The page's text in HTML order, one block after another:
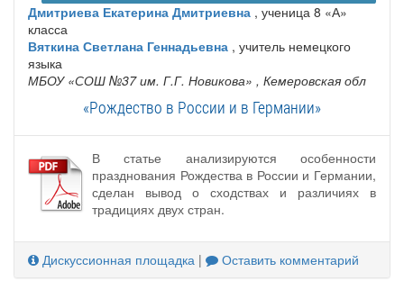
Дмитриева Екатерина Дмитриевна , ученица 8 «А»
класса
Вяткина Светлана Геннадьевна , учитель немецкого
языка
МБОУ «СОШ №37 им. Г.Г. Новикова» , Кемеровская обл
«Рождество в России и в Германии»
В статье анализируются особенности
празднования Рождества в России и Германии,
сделан вывод о сходствах и различиях в
традициях двух стран.
Дискуссионная площадка | Оставить комментарий